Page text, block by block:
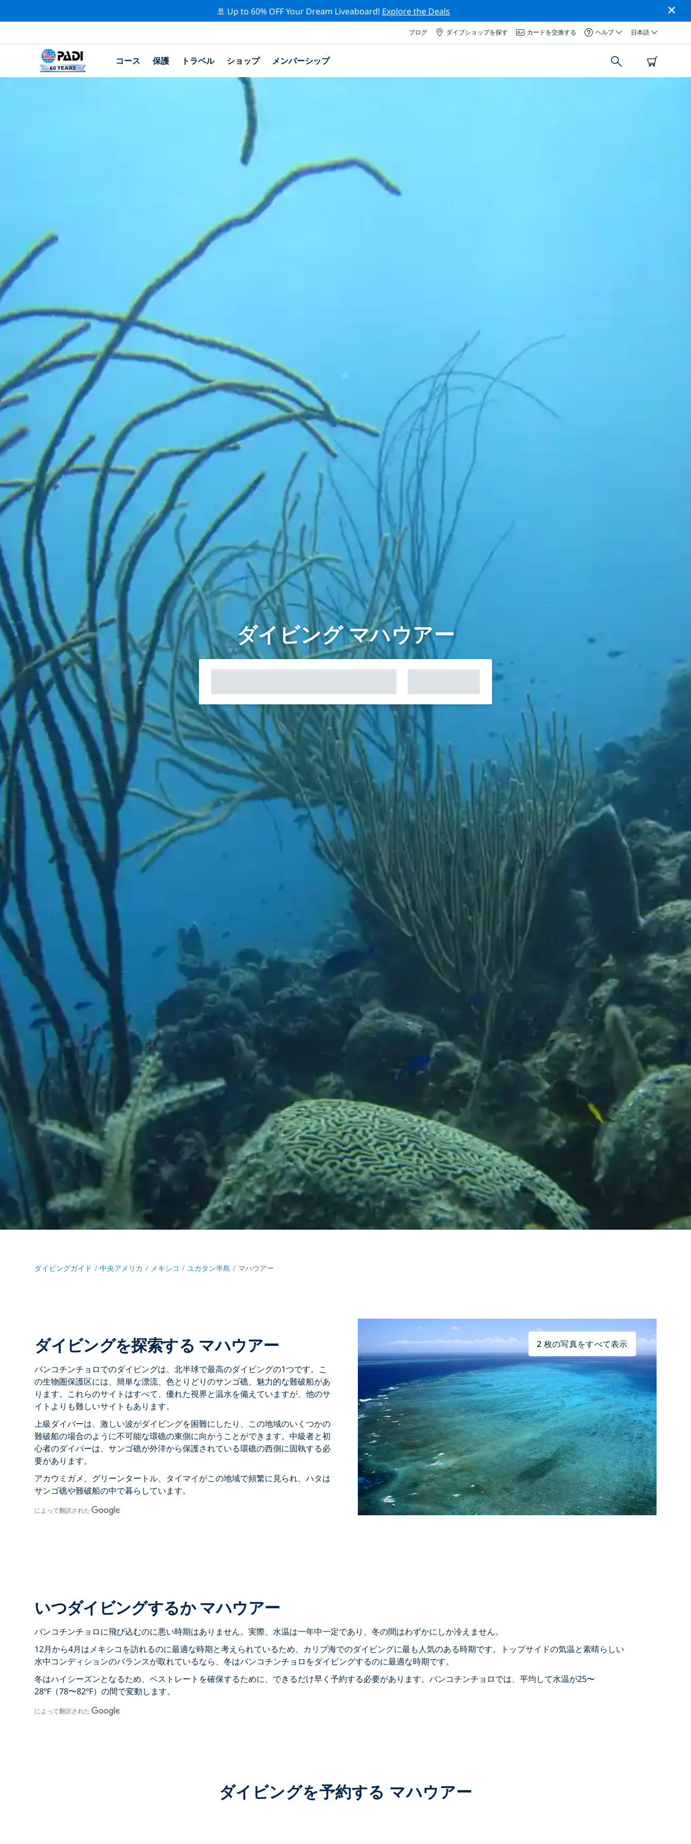
🚢 Up to 60% OFF Your Dream Liveaboard! Explore the Deals
ブログ ダイブショップを探す カードを交換する ヘルプ 日本語
コース 保護 トラベル ショップ メンバーシップ
ダイビング マハウアー
ダイビングガイド 中央アメリカ メキシコ ユカタン半島 マハウアー
ダイビングを探索する マハウアー
バンコチンチョロでのダイビングは、北半球で最高のダイビングの1つです。こ
の生物圏保護区には、簡単な漂流、色とりどりのサンゴ礁、魅力的な難破船があ
ります。これらのサイトはすべて、優れた視界と温水を備えていますが、他のサ
イトよりも難しいサイトもあります。
上級ダイバーは、激しい波がダイビングを困難にしたり、この地域のいくつかの
難破船の場合のように不可能な環礁の東側に向かうことができます。中級者と初
心者のダイバーは、サンゴ礁が外洋から保護されている環礁の西側に固執する必
要があります。
アカウミガメ、グリーンタートル、タイマイがこの地域で頻繁に見られ、ハタは
サンゴ礁や難破船の中で暮らしています。
によって翻訳された
2 枚の写真をすべて表示
いつダイビングするか マハウアー
バンコチンチョロに飛び込むのに悪い時期はありません。実際、水温は一年中一定であり、冬の間はわずかにしか冷えません。
12月から4月はメキシコを訪れるのに最適な時期と考えられているため、カリブ海でのダイビングに最も人気のある時期です。トップサイドの気温と素晴らしい
水中コンディションのバランスが取れているなら、冬はバンコチンチョロをダイビングするのに最適な時期です。
冬はハイシーズンとなるため、ベストレートを確保するために、できるだけ早く予約する必要があります。バンコチンチョロでは、平均して水温が25〜
28ºF（78〜82ºF）の間で変動します。
によって翻訳された
ダイビングを予約する マハウアー